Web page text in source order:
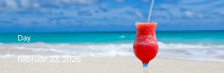
Day
február 23, 2026